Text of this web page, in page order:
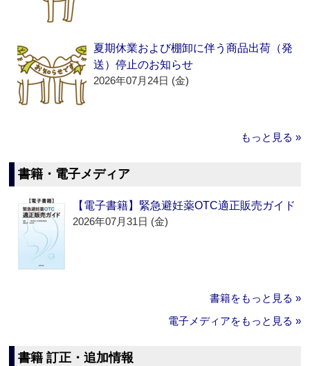
夏期休業および棚卸に伴う商品出荷（発
送）停止のお知らせ
2026年07月24日 (金)
もっと見る »
書籍・電子メディア
【電子書籍】緊急避妊薬OTC適正販売ガイド
2026年07月31日 (金)
書籍をもっと見る »
電子メディアをもっと見る »
書籍 訂正・追加情報